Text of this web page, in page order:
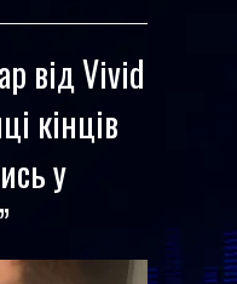
від Vivid
кінців
у